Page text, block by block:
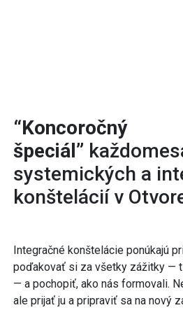
“Koncoročný
špeciál”
systemických a
konštelácií v
Integračné konštelácie ponúkajú
poďakovať si za všetky zážitky —
— a pochopiť, ako nás formovali.
ale prijať ju a pripraviť sa na nový